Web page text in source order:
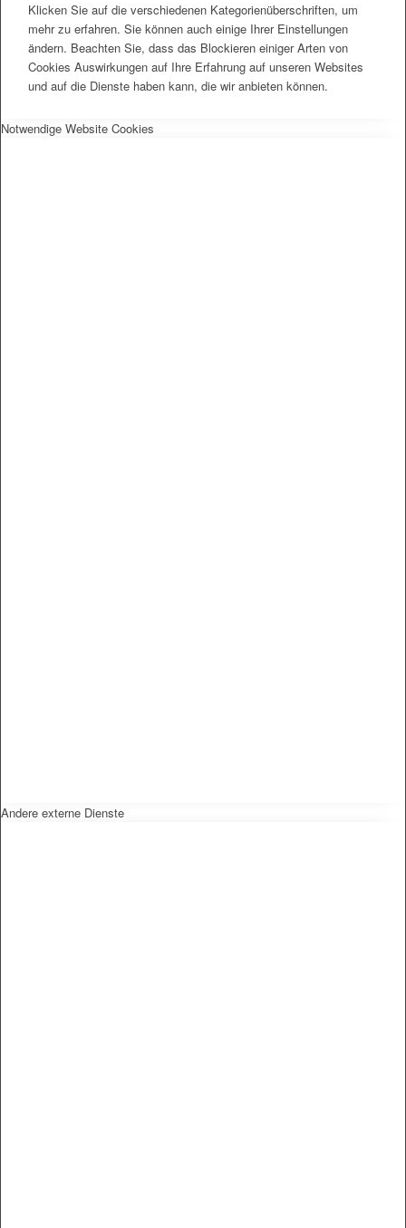
Klicken Sie auf die verschiedenen Kategorienüberschriften, um
mehr zu erfahren. Sie können auch einige Ihrer Einstellungen
ändern. Beachten Sie, dass das Blockieren einiger Arten von
Cookies Auswirkungen auf Ihre Erfahrung auf unseren Websites
und auf die Dienste haben kann, die wir anbieten können.
Notwendige Website Cookies
Andere externe Dienste